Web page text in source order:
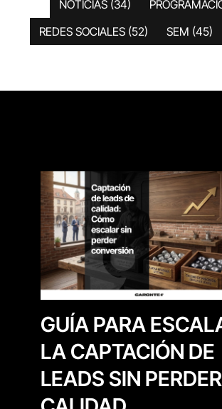
NOTICIAS (34)
REDES SOCIALES (52) SEM (45)
GUÍA PARA
LA CAPTACIÓN DE
LEADS SIN PERDER